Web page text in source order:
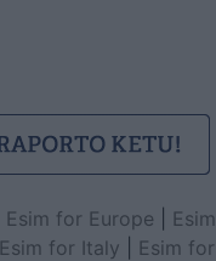
Esim for Europe
Esim for Italy Esim